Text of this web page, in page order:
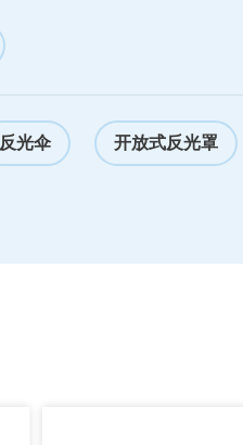
反光伞 开放式反光罩